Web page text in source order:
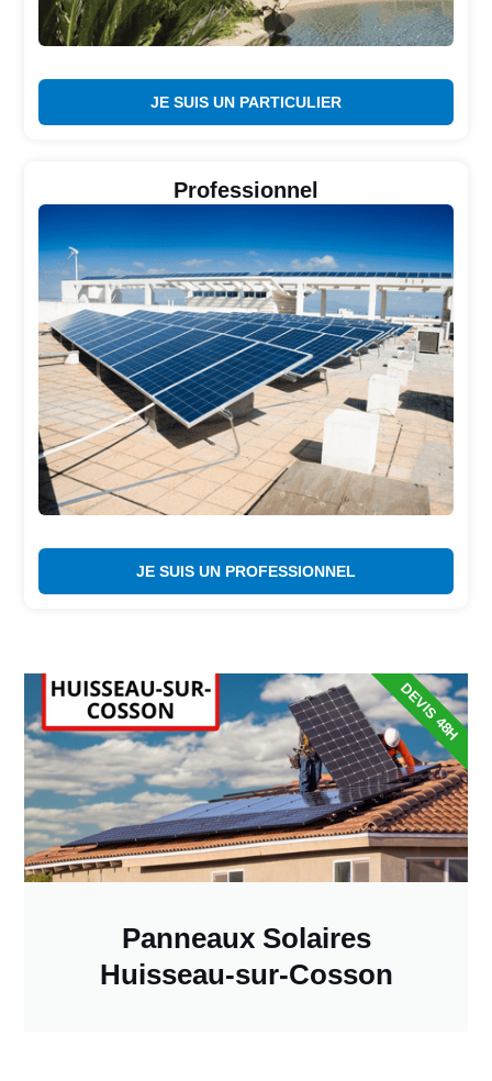
JE SUIS UN PARTICULIER
Professionnel
JE SUIS UN PROFESSIONNEL
Panneaux Solaires
Huisseau-sur-Cosson
DEVIS 48H